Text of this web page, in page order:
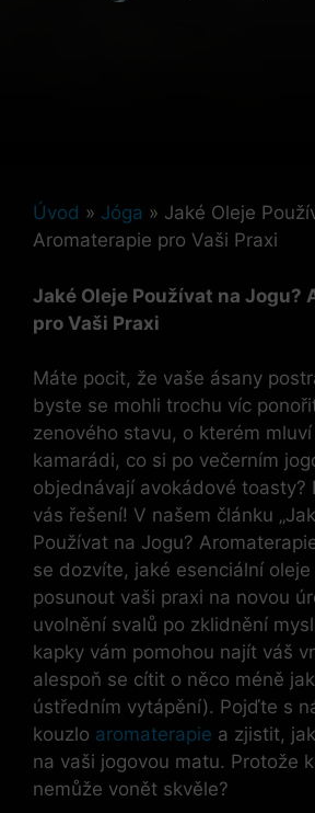
Úvod » Jóga » Jaké Oleje
Aromaterapie pro Vaši Praxi
Jaké Oleje Používat na Jogu?
pro Vaši Praxi
Máte pocit, že vaše ásany
byste se mohli trochu víc
zenového stavu, o kterém
kamarádi, co si po večerním
objednávají avokádové toasty?
vás řešení! V našem článku
Používat na Jogu?
se dozvíte, jaké esenciální oleje
posunout vaši praxi na novou
uvolnění svalů po zklidnění
kapky vám pomohou najít váš
alespoň se cítit o něco méně
ústředním vytápění). Pojďte s
kouzlo aromaterapie a zjistit,
na vaši jogovou matu. Protože
nemůže vonět skvěle?